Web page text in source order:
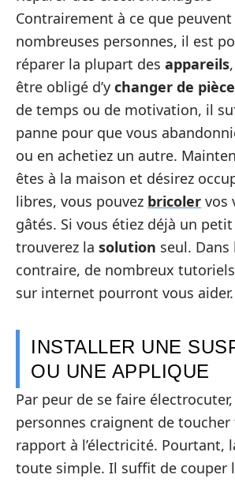
Contrairement à ce que
nombreuses personnes, il est
réparer la plupart des appareils
être obligé d’y changer de pièce
de temps ou de motivation, il
panne pour que vous
ou en achetiez un autre.
êtes à la maison et désirez
libres, vous pouvez bricoler vos
gâtés. Si vous étiez déjà un
trouverez la solution seul. Dans
contraire, de nombreux
sur internet pourront vous aider.
INSTALLER UNE
OU UNE APPLIQUE
Par peur de se faire
personnes craignent de
rapport à l’électricité. Pourtant,
toute simple. Il suffit de couper